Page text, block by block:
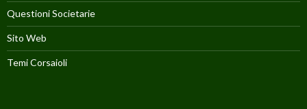
Questioni Societarie
Sito Web
Temi Corsaioli